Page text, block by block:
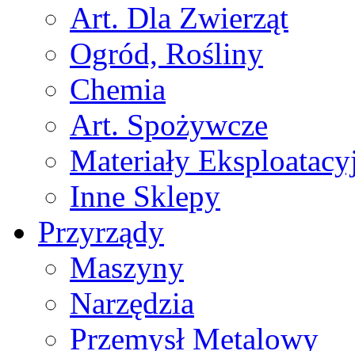
Art. Dla Zwierząt
Ogród, Rośliny
Chemia
Art. Spożywcze
Materiały
Inne Sklepy
Przyrządy
Maszyny
Narzędzia
Przemysł Metalowy